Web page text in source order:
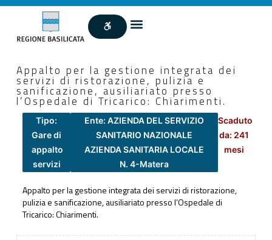
Appalto per la gestione integrata dei
servizi di ristorazione, pulizia e
sanificazione, ausiliariato presso
l’Ospedale di Tricarico: Chiarimenti.
Tipo:
Gare di
appalto
servizi
Ente: AZIENDA DEL SERVIZIO
SANITARIO NAZIONALE
AZIENDA SANITARIA LOCALE
N. 4-Matera
Scaduto
da: 241
mesi
Appalto per la gestione integrata dei servizi di ristorazione,
pulizia e sanificazione, ausiliariato presso l’Ospedale di
Tricarico: Chiarimenti.